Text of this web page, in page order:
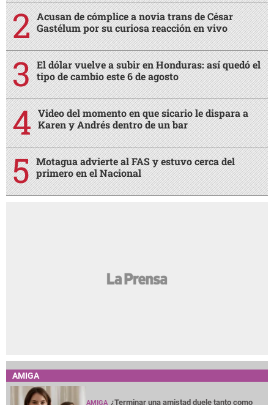
Acusan de cómplice a novia trans de César
Gastélum por su curiosa reacción en vivo
El dólar vuelve a subir en Honduras: así quedó el
tipo de cambio este 6 de agosto
Video del momento en que sicario le dispara a
Karen y Andrés dentro de un bar
Motagua advierte al FAS y estuvo cerca del
primero en el Nacional
AMIGA
AMIGA ¿Terminar una amistad duele tanto como